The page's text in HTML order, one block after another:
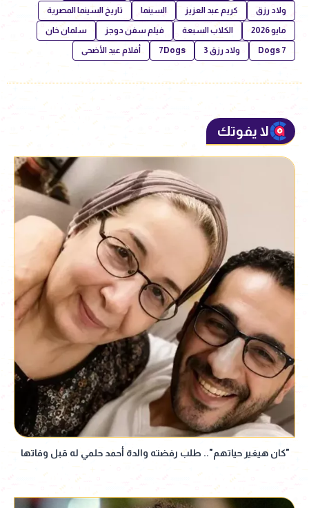
ولاد رزق كريم عبد العزيز السينما تاريخ السينما المصرية
مايو 2026 الكلاب السبعة فيلم سفن دوجز سلمان خان
7 Dogs ولاد رزق 3 7Dogs أفلام عيد الأضحى
لا يفوتك
"كان هيغير حياتهم".. طلب رفضته والدة أحمد حلمي له قبل وفاتها